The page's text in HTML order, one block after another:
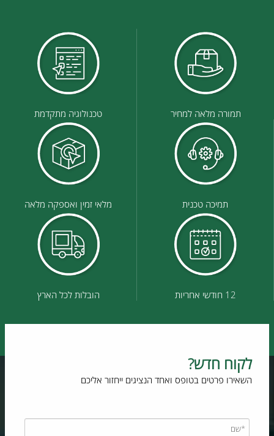
תמורה מלאה למחיר טכנולוגיה מתקדמת
תמיכה טכנית מלאי זמין ואספקה מלאה
12 חודשי אחריות הובלות לכל הארץ
לקוח חדש?
השאירו פרטים בטופס ואחד הנציגים ייחזור אליכם